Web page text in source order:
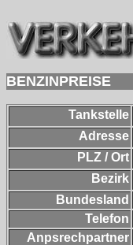
BENZINPREISE
Tankstelle
Adresse
PLZ / Ort
Bezirk
Bundesland
Telefon
Anpsrechpartner